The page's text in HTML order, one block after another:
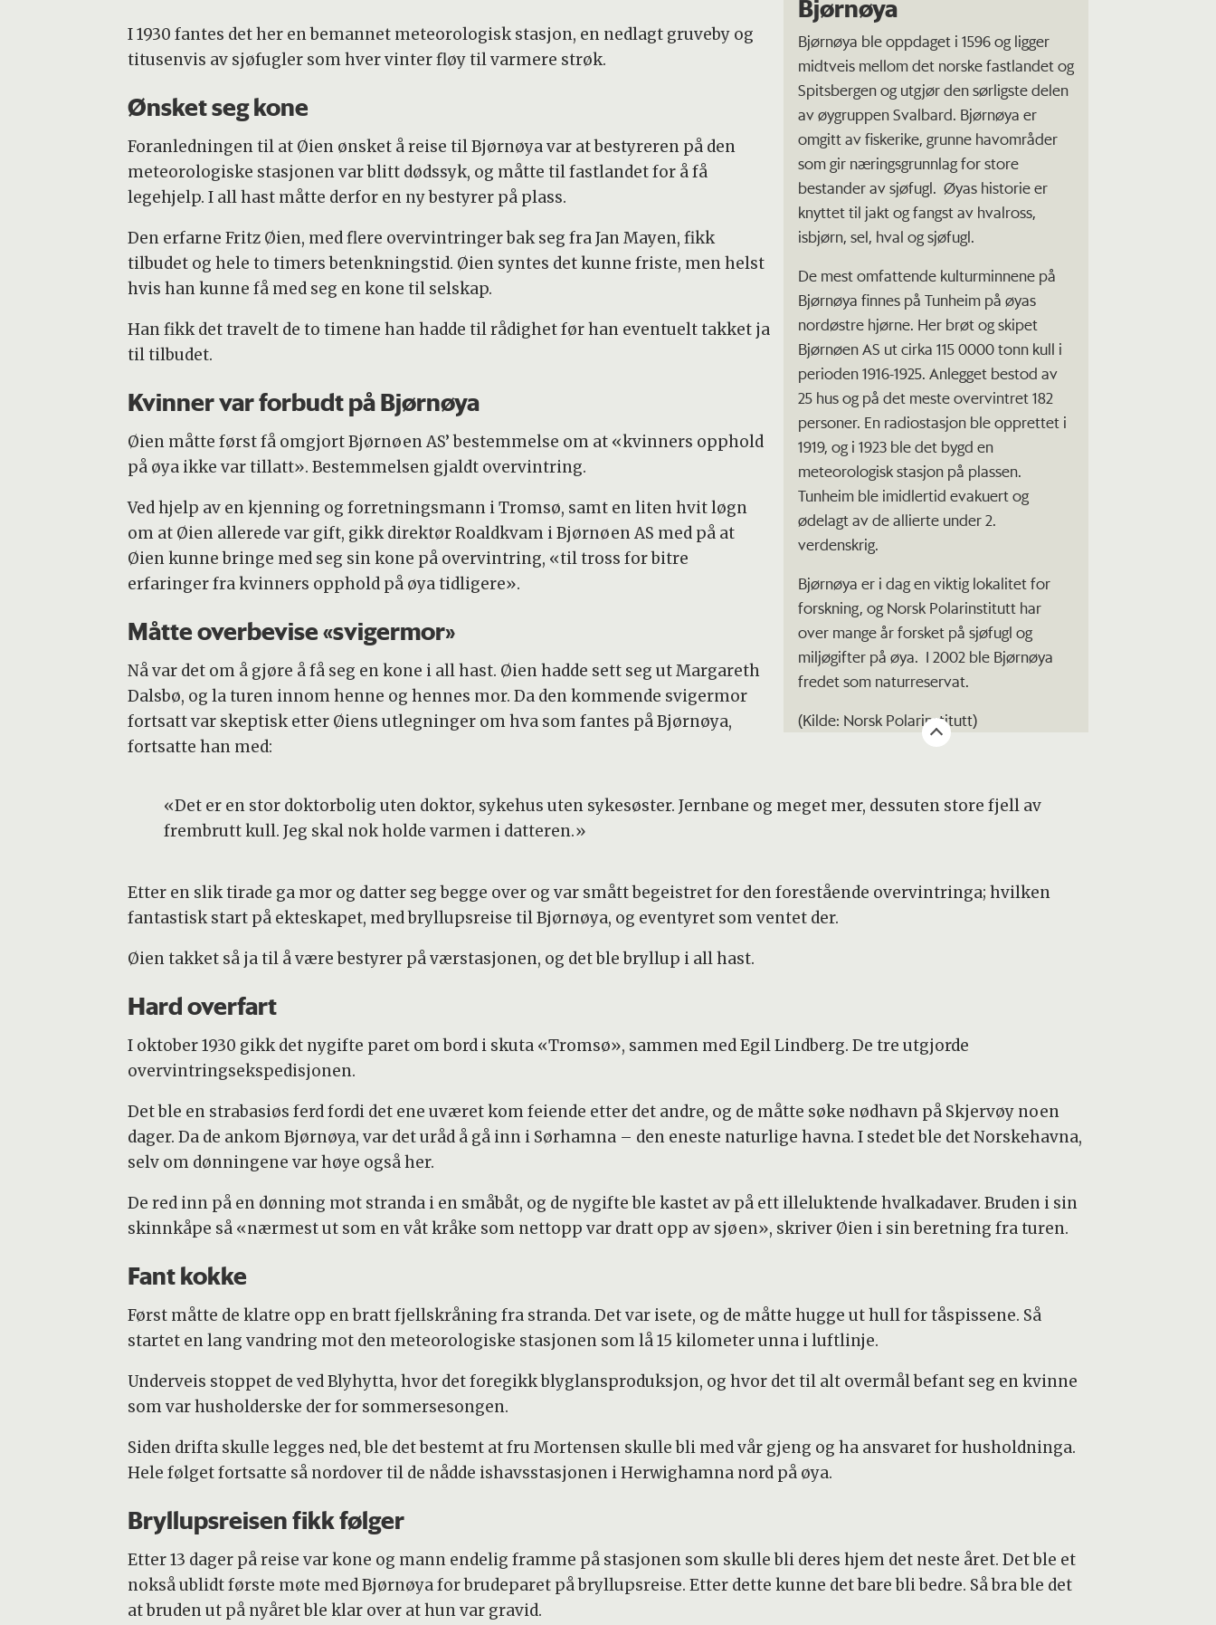
Bjørnøya
Bjørnøya ble oppdaget i 1596 og ligger
midtveis mellom det norske fastlandet og
Spitsbergen og utgjør den sørligste delen
av øygruppen Svalbard. Bjørnøya er
omgitt av fiskerike, grunne havområder
som gir næringsgrunnlag for store
bestander av sjøfugl. Øyas historie er
knyttet til jakt og fangst av hvalross,
isbjørn, sel, hval og sjøfugl.
De mest omfattende kulturminnene på
Bjørnøya finnes på Tunheim på øyas
nordøstre hjørne. Her brøt og skipet
Bjørnøen AS ut cirka 115 0000 tonn kull i
perioden 1916-1925. Anlegget bestod av
25 hus og på det meste overvintret 182
personer. En radiostasjon ble opprettet i
1919, og i 1923 ble det bygd en
meteorologisk stasjon på plassen.
Tunheim ble imidlertid evakuert og
ødelagt av de allierte under 2.
verdenskrig.
Bjørnøya er i dag en viktig lokalitet for
forskning, og Norsk Polarinstitutt har
over mange år forsket på sjøfugl og
miljøgifter på øya. I 2002 ble Bjørnøya
fredet som naturreservat.
(Kilde: Norsk Polarinstitutt)
I 1930 fantes det her en bemannet meteorologisk stasjon, en nedlagt gruveby og
titusenvis av sjøfugler som hver vinter fløy til varmere strøk.
Ønsket seg kone
Foranledningen til at Øien ønsket å reise til Bjørnøya var at bestyreren på den
meteorologiske stasjonen var blitt dødssyk, og måtte til fastlandet for å få
legehjelp. I all hast måtte derfor en ny bestyrer på plass.
Den erfarne Fritz Øien, med flere overvintringer bak seg fra Jan Mayen, fikk
tilbudet og hele to timers betenkningstid. Øien syntes det kunne friste, men helst
hvis han kunne få med seg en kone til selskap.
Han fikk det travelt de to timene han hadde til rådighet før han eventuelt takket ja
til tilbudet.
Kvinner var forbudt på Bjørnøya
Øien måtte først få omgjort Bjørnøen AS’ bestemmelse om at «kvinners opphold
på øya ikke var tillatt». Bestemmelsen gjaldt overvintring.
Ved hjelp av en kjenning og forretningsmann i Tromsø, samt en liten hvit løgn
om at Øien allerede var gift, gikk direktør Roaldkvam i Bjørnøen AS med på at
Øien kunne bringe med seg sin kone på overvintring, «til tross for bitre
erfaringer fra kvinners opphold på øya tidligere».
Måtte overbevise «svigermor»
Nå var det om å gjøre å få seg en kone i all hast. Øien hadde sett seg ut Margareth
Dalsbø, og la turen innom henne og hennes mor. Da den kommende svigermor
fortsatt var skeptisk etter Øiens utlegninger om hva som fantes på Bjørnøya,
fortsatte han med:
«Det er en stor doktorbolig uten doktor, sykehus uten sykesøster. Jernbane og meget mer, dessuten store fjell av
frembrutt kull. Jeg skal nok holde varmen i datteren.»
Etter en slik tirade ga mor og datter seg begge over og var smått begeistret for den forestående overvintringa; hvilken
fantastisk start på ekteskapet, med bryllupsreise til Bjørnøya, og eventyret som ventet der.
Øien takket så ja til å være bestyrer på værstasjonen, og det ble bryllup i all hast.
Hard overfart
I oktober 1930 gikk det nygifte paret om bord i skuta «Tromsø», sammen med Egil Lindberg. De tre utgjorde
overvintringsekspedisjonen.
Det ble en strabasiøs ferd fordi det ene uværet kom feiende etter det andre, og de måtte søke nødhavn på Skjervøy noen
dager. Da de ankom Bjørnøya, var det uråd å gå inn i Sørhamna – den eneste naturlige havna. I stedet ble det Norskehavna,
selv om dønningene var høye også her.
De red inn på en dønning mot stranda i en småbåt, og de nygifte ble kastet av på ett illeluktende hvalkadaver. Bruden i sin
skinnkåpe så «nærmest ut som en våt kråke som nettopp var dratt opp av sjøen», skriver Øien i sin beretning fra turen.
Fant kokke
Først måtte de klatre opp en bratt fjellskråning fra stranda. Det var isete, og de måtte hugge ut hull for tåspissene. Så
startet en lang vandring mot den meteorologiske stasjonen som lå 15 kilometer unna i luftlinje.
Underveis stoppet de ved Blyhytta, hvor det foregikk blyglansproduksjon, og hvor det til alt overmål befant seg en kvinne
som var husholderske der for sommersesongen.
Siden drifta skulle legges ned, ble det bestemt at fru Mortensen skulle bli med vår gjeng og ha ansvaret for husholdninga.
Hele følget fortsatte så nordover til de nådde ishavsstasjonen i Herwighamna nord på øya.
Bryllupsreisen fikk følger
Etter 13 dager på reise var kone og mann endelig framme på stasjonen som skulle bli deres hjem det neste året. Det ble et
nokså ublidt første møte med Bjørnøya for brudeparet på bryllupsreise. Etter dette kunne det bare bli bedre. Så bra ble det
at bruden ut på nyåret ble klar over at hun var gravid.